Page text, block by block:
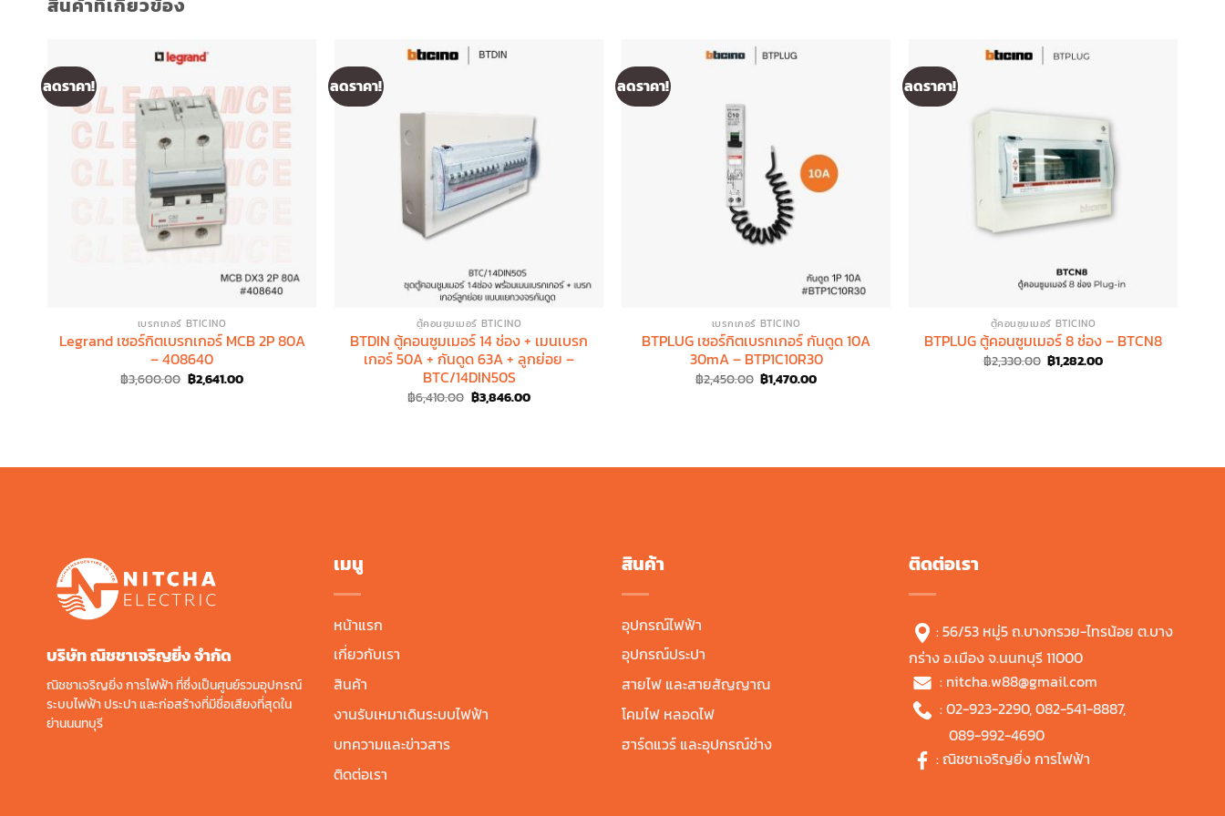
ลดราคา!
เบรกเกอร์ BTICINO
Legrand เซอร์กิตเบรกเกอร์ MCB 2P 80A
– 408640
฿3,600.00 Original
price
฿2,641.00Current
ลดราคา!
ตู้คอนซูมเมอร์ BTICINO
BTDIN ตู้คอนซูมเมอร์ 14 ช่อง + เมนเบรก
เกอร์ 50A + กันดูด 63A + ลูกย่อย –
BTC/14DIN50S
฿6,410.00 Original
price
฿3,846.00Current
ลดราคา!
เบรกเกอร์ BTICINO
BTPLUG เซอร์กิตเบรกเกอร์ กันดูด 10A
30mA – BTP1C10R30
฿2,450.00 Original
price
฿1,470.00Current
ลดราคา!
ตู้คอนซูมเมอร์ BTICINO
BTPLUG ตู้คอนซูมเมอร์ 8 ช่อง – BTCN8
฿2,330.00 Original
price
฿1,282.00Current
บริษัท ณิชชาเจริญยิ่ง จํากัด
ณิชชาเจริญยิ่ง การไฟฟ้า ที่ซึ่งเป็นศูนย์รวมอุปกรณ์
ระบบไฟฟ้า ประปา และก่อสร้างที่มีชื่อเสียงที่สุดใน
ย่านนนทบุรี
เมนู
หน้าแรก
เกี่ยวกับเรา
สินค้า
งานรับเหมาเดินระบบไฟฟ้า
บทความและข่าวสาร
ติดต่อเรา
สินค้า
อุปกรณ์ไฟฟ้า
อุปกรณ์ประปา
สายไฟ และสายสัญญาณ
โคมไฟ หลอดไฟ
ฮาร์ดแวร์ และอุปกรณ์ช่าง
ติดต่อเรา
: 56/53 หมู่5 ถ.บางกรวย-ไทรน้อย ต.บาง
กร่าง อ.เมือง จ.นนทบุรี 11000
: nitcha.w88@gmail.com
:02-923-2290,082-541-8887,
089-992-4690
:ณิชชาเจริญยิ่ง การไฟฟ้า